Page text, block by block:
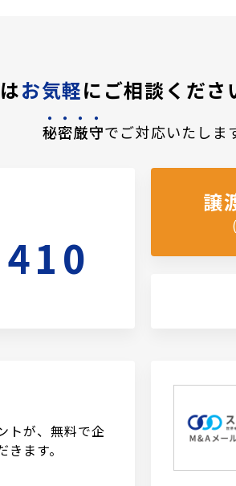
お気軽にご相談くださ
秘密厳守でご対応いたしま
譲
トが、無料で企
ます。